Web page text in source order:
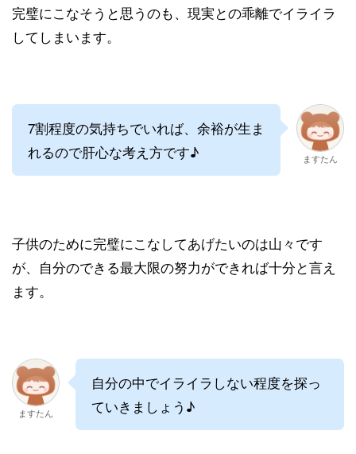
完璧にこなそうと思うのも、現実との乖離でイライラ
してしまいます。
7割程度の気持ちでいれば、余裕が生ま
れるので肝心な考え方です♪
ますたん
子供のために完璧にこなしてあげたいのは山々です
が、自分のできる最大限の努力ができれば十分と言え
ます。
ますたん
自分の中でイライラしない程度を探っ
ていきましょう♪